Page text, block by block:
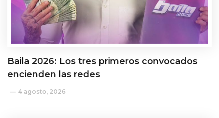
Baila 2026: Los tres primeros convocados
encienden las redes
4 agosto, 2026